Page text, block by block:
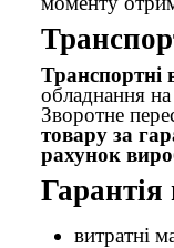
Транспортні
обладнання
Зворотне
товару за
рахунок
витратні